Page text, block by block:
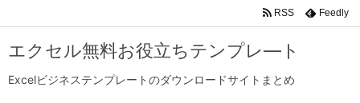
RSS Feedly
エクセル無料お役立ちテンプレ―ト
Excelビジネステンプレートのダウンロードサイトまとめ